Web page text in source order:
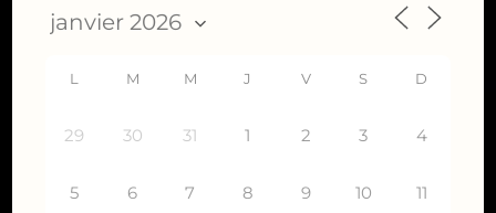
L M M J V S D
29 30 31 1 2 3 4
5 6 7 8 9 10 11